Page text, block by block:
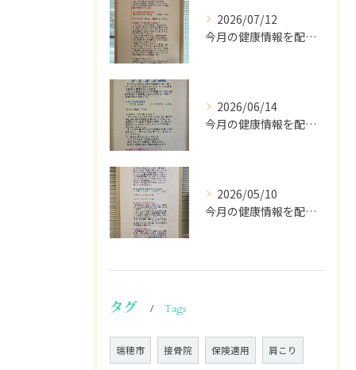
2026/07/12
今月の健康情報を配信します💁🏽
2026/06/14
今月の健康情報を配信して行きます。
2026/05/10
今月の健康情報を配信します🫡
タグ Tags
瑞穂市 接骨院 保険適用 肩こり